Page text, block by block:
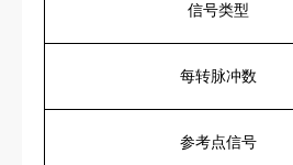
信号类型
每转脉冲数
参考点信号